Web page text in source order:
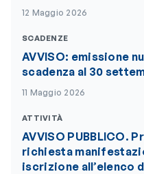
12 Maggio 2026
SCADENZE
AVVISO: emissione
scadenza al 30
11 Maggio 2026
ATTIVITÀ
AVVISO PUBBLICO.
richiesta
iscrizione all’elenco